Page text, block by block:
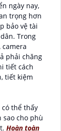
ngày nay,
trọng hơn
bảo vệ tài
Trong
phải chăng
tiết cách
tiết kiệm
thể thấy
sao cho phù
Hoàn toàn